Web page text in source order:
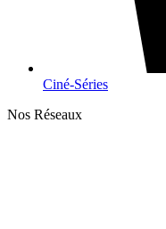
Ciné-Séries
Nos Réseaux